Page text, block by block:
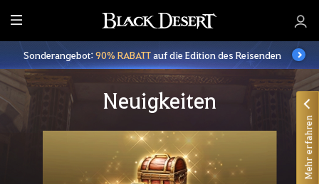
A
l
l
e
Sonderangebot:90% RABATTauf die Edition des Reisenden
Neuigkeiten
Mehr erfahren